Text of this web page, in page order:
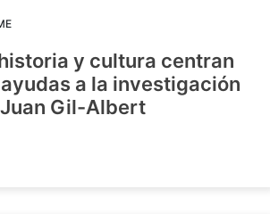
y cultura centran
a la investigación
Gil-Albert